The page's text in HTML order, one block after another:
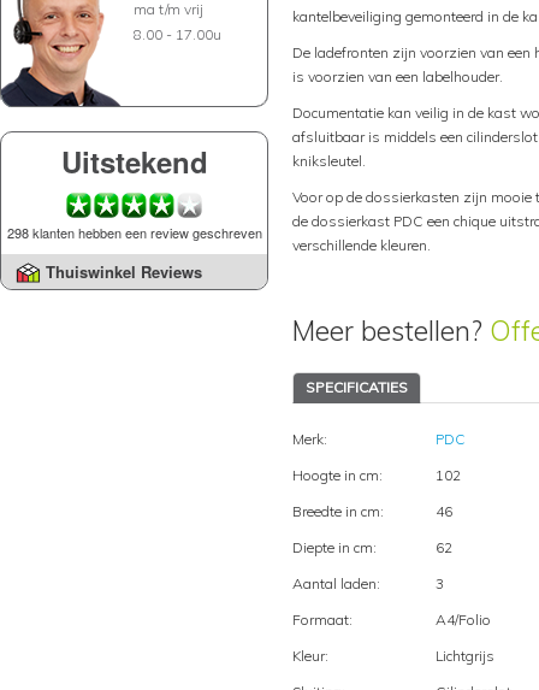
ma t/m vrij
8.00 - 17.00u
Uitstekend
298 klanten hebben een review geschreven
Thuiswinkel Reviews
kantelbeveiliging gemonteerd in de
De ladefronten zijn voorzien van een
is voorzien van een labelhouder.
Documentatie kan veilig in de kast
afsluitbaar is middels een
kniksleutel.
Voor op de dossierkasten zijn mooie
de dossierkast PDC een chique
verschillende kleuren.
Meer bestellen?
SPECIFICATIES
Merk:
PDC
Hoogte in cm:
102
Breedte in cm:
46
Diepte in cm:
62
Aantal laden:
3
Formaat:
A4/Folio
Kleur:
Lichtgrijs